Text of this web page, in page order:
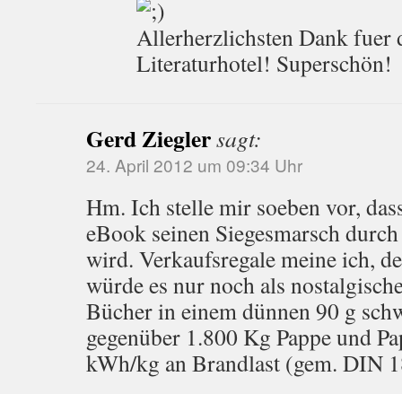
Allerherzlichsten Dank fuer
Literaturhotel! Superschön!
Gerd Zieglersagt:
24. April 2012 um 09:34 Uhr
Hm. Ich stelle mir soeben vor,
eBook seinen Siegesmarsch
wird. Verkaufsregale meine ich,
würde es nur noch als
Bücher in einem dünnen 90 g
gegenüber 1.800 Kg Pappe und
kWh/kg an Brandlast (gem. DIN